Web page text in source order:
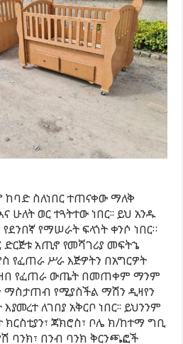
ከባድ ስለነበር ተጠናቀው ማለቅ
ሁለት ወር ተጓትተው ነበር፡፡ ይህ አንዱ
የማሠራት ፍላጎት ቀንሶ ነበር።
አጢኖ የመሻገሪያ መፍትኄ
የፈጠራ ሥራ እጅዎትን በአግርዎት
የፈጠራ ውጤት በመጠቀም ማንም
ማስታጠብ የሚያስችል ማሽን ዲዛየን
ለገበያ አቅርቦ ነበር፡፡ ይህንንም
ጃክሮስ፣ ቦሌ ክ/ከተማ ግቢ
ባንክ፣ በንብ ባንክ ቅርንጫፎች